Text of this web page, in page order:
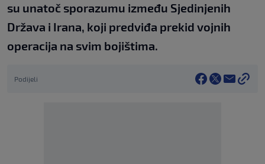
su unatoč sporazumu između Sjedinjenih
Država i Irana, koji predviđa prekid vojnih
operacija na svim bojištima.
Podijeli